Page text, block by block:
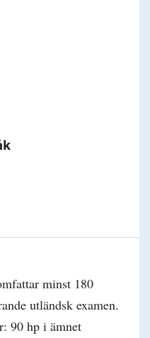
minst 180
utländsk examen.
90 hp i ämnet